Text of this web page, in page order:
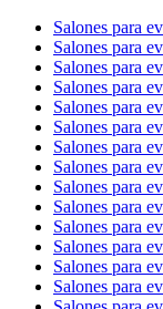
Salones para
Salones para
Salones para
Salones para
Salones para
Salones para
Salones para
Salones para
Salones para
Salones para
Salones para
Salones para
Salones para
Salones para